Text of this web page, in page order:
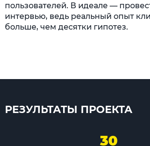
пользователей. В идеале —
интервью, ведь реальный опыт
больше, чем десятки гипотез.
РЕЗУЛЬТАТЫ ПРОЕКТА
30